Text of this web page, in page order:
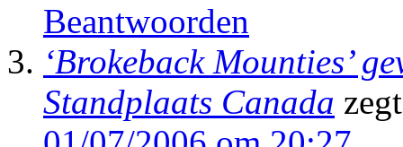
Beantwoorden
‘Brokeback Mounties’
Standplaats Canada